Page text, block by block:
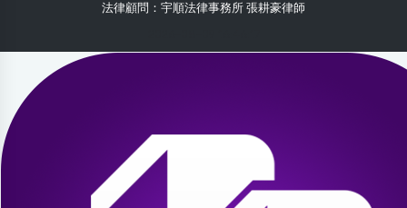
法律顧問：宇順法律事務所 張耕豪律師